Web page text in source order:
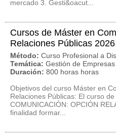
mercado 3. Gesti&oacut...
Cursos de Máster en
Relaciones Públicas 2026
Método: Curso Profesional a
Temática: Gestión de
Duración: 800 horas horas
Objetivos del curso Máster en
Relaciones Públicas: El curso de
COMUNICACIÓN: OPCIÓN
finalidad formar...